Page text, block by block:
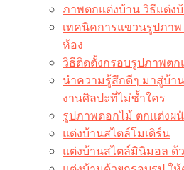
ภาพตกแต่งบ้าน วิธีแต่ง
เทคนิคการแขวนรูปภา
ห้อง
วิธีติดตั้งกรอบรูปภาพตก
นำความรู้สึกดีๆ มาสู่บ้า
งานศิลปะที่ไม่ซ้ำใคร
รูปภาพดอกไม้ ตกแต่งผ
แต่งบ้านสไตล์โมเดิร์น
แต่งบ้านสไตล์มินิมอล ด้